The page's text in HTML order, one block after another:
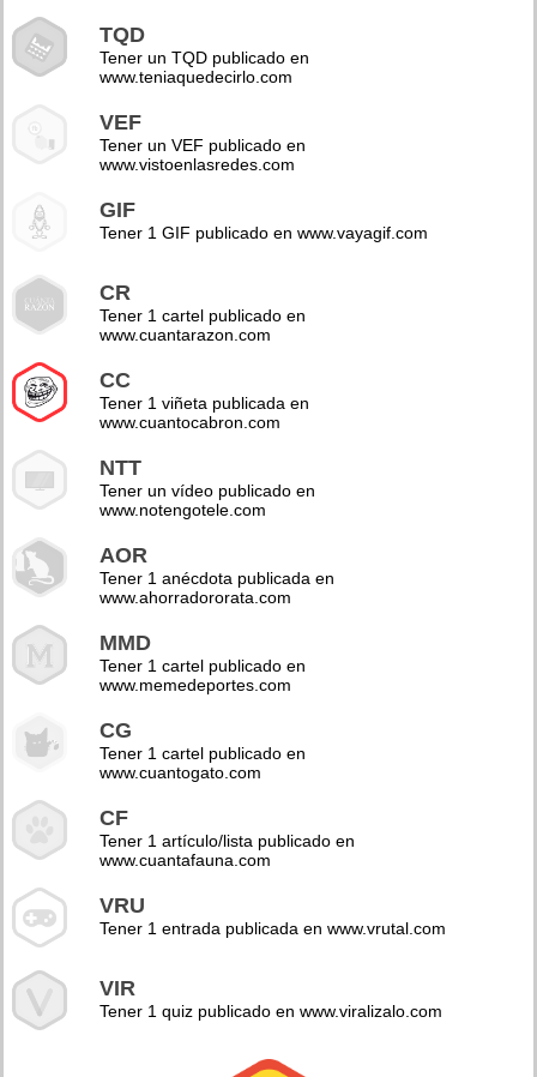
TQD
Tener un TQD publicado en
www.teniaquedecirlo.com
VEF
Tener un VEF publicado en
www.vistoenlasredes.com
GIF
Tener 1 GIF publicado en www.vayagif.com
CR
Tener 1 cartel publicado en
www.cuantarazon.com
CC
Tener 1 viñeta publicada en
www.cuantocabron.com
NTT
Tener un vídeo publicado en
www.notengotele.com
AOR
Tener 1 anécdota publicada en
www.ahorradororata.com
MMD
Tener 1 cartel publicado en
www.memedeportes.com
CG
Tener 1 cartel publicado en
www.cuantogato.com
CF
Tener 1 artículo/lista publicado en
www.cuantafauna.com
VRU
Tener 1 entrada publicada en www.vrutal.com
VIR
Tener 1 quiz publicado en www.viralizalo.com